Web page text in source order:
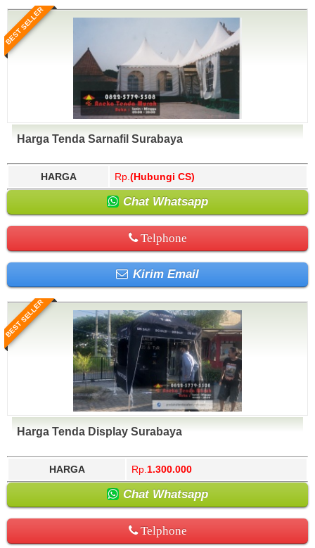
BEST SELLER
Harga Tenda Sarnafil Surabaya
HARGA Rp. (Hubungi CS)
Chat Whatsapp
Telphone
Kirim Email
BEST SELLER
Harga Tenda Display Surabaya
HARGA Rp. 1.300.000
Chat Whatsapp
Telphone